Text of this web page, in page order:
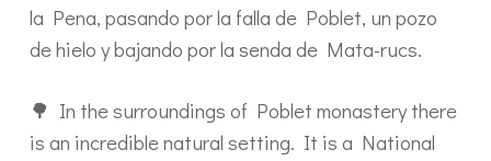
la Pena, pasando por la falla de Poblet, un pozo
de hielo y bajando por la senda de Mata-rucs.
🌳 In the surroundings of Poblet monastery there
is an incredible natural setting. It is a National